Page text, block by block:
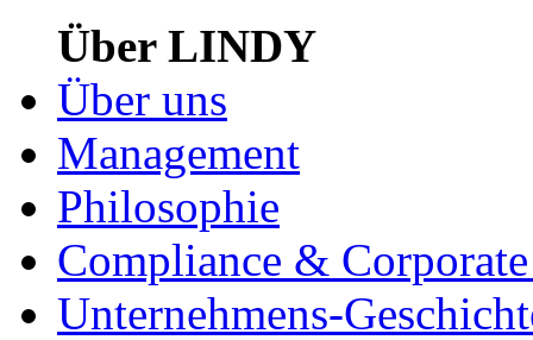
Über LINDY
Über uns
Management
Philosophie
Compliance &
Unternehmens-